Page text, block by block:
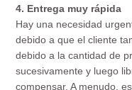
4. Entrega muy rápida
Hay una necesidad
debido a que el cliente
debido a la cantidad de
sucesivamente y luego
compensar. A menudo,